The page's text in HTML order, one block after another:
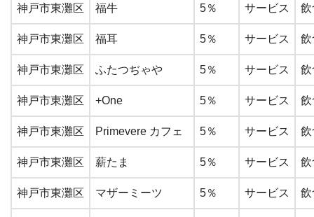
神戸市東灘区 福牛 5％ サービス 飲
神戸市東灘区 福耳 5％ サービス 飲
神戸市東灘区 ふたつぢゃや 5％ サービス 飲
神戸市東灘区 +One 5％ サービス 飲
神戸市東灘区 Primevere カフェ 5％ サービス 飲
神戸市東灘区 薪たま 5％ サービス 飲
神戸市東灘区 マザーミーツ 5％ サービス 飲